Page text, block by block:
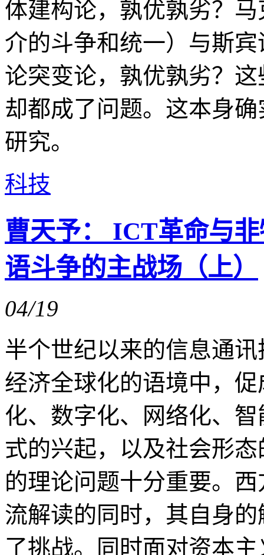
体建构论，孰优孰劣？
介的斗争和统一）与斯
论突变论，孰优孰劣？
却都成了问题。这本身
研究。
科技
曹天予： ICT革命与
语斗争的主战场（上）
04/19
半个世纪以来的信息通
经济全球化的语境中，
化、数字化、网络化、
式的兴起，以及社会形
的理论问题十分重要。
流解读的同时，其自身
了挑战。同时面对资本